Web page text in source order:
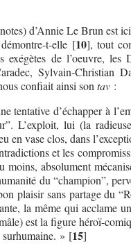
d’Annie Le Brun est
t-elle[10], tout
de l’oeuvre, les
Sylvain-Christian
confiait ainsi son tav:
tentative d’échapper à
L’exploit, lui (la
en vase clos, dans
et les
absolument
du “champion”,
plaisir sans partage du
la même qui acclame
est la figure héroï-
surhumaine. » [15]